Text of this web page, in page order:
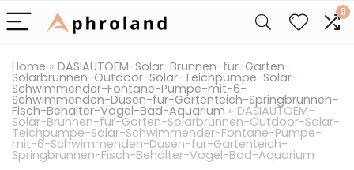
0
Home » DASIAUTOEM-Solar-Brunnen-fur-Garten-
Solarbrunnen-Outdoor-Solar-Teichpumpe-Solar-
Schwimmender-Fontane-Pumpe-mit-6-
Schwimmenden-Dusen-fur-Gartenteich-Springbrunnen-
Fisch-Behalter-Vogel-Bad-Aquarium » DASIAUTOEM-
Solar-Brunnen-fur-Garten-Solarbrunnen-Outdoor-Solar-
Teichpumpe-Solar-Schwimmender-Fontane-Pumpe-
mit-6-Schwimmenden-Dusen-fur-Gartenteich-
Springbrunnen-Fisch-Behalter-Vogel-Bad-Aquarium